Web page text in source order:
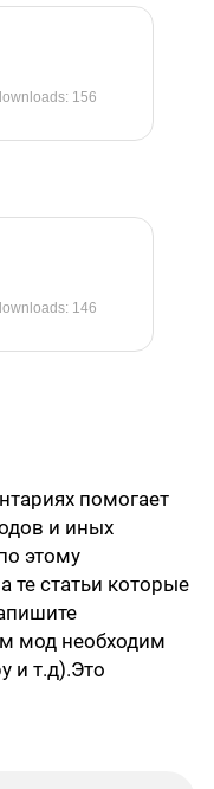
156
146
помогает
и иных
этому
те статьи которые
мод необходим
и т.д).Это